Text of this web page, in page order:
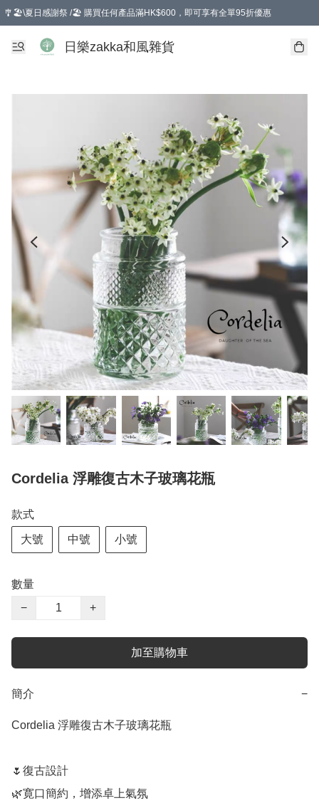
🎐🏖️\夏日感謝祭 /🏖️ 購買任何產品滿HK$600，即可享有全單95折優惠
選擇GoGoX住宅/工商地址配送，單一訂單消費購物滿HK$680(折扣後），可享有
日樂zakka和風雜貨
Cordelia 浮雕復古木子玻璃花瓶
款式
大號 中號 小號
數量
−
+
加至購物車
簡介 −
Cordelia 浮雕復古木子玻璃花瓶
🌷復古設計
🌿寛口簡約，增添卓上氣氛